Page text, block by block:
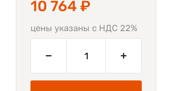
10 764 ₽
цены указаны с НДС 22%